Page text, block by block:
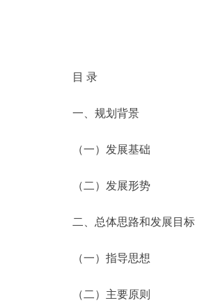
目 录
一、规划背景
（一）发展基础
（二）发展形势
二、总体思路和发展目标
（一）指导思想
（二）主要原则